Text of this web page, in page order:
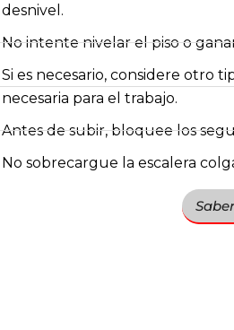
desnivel.
No intente nivelar el piso o
Si es necesario, considere otro
necesaria para el trabajo.
Antes de subir, bloquee los
No sobrecargue la escalera